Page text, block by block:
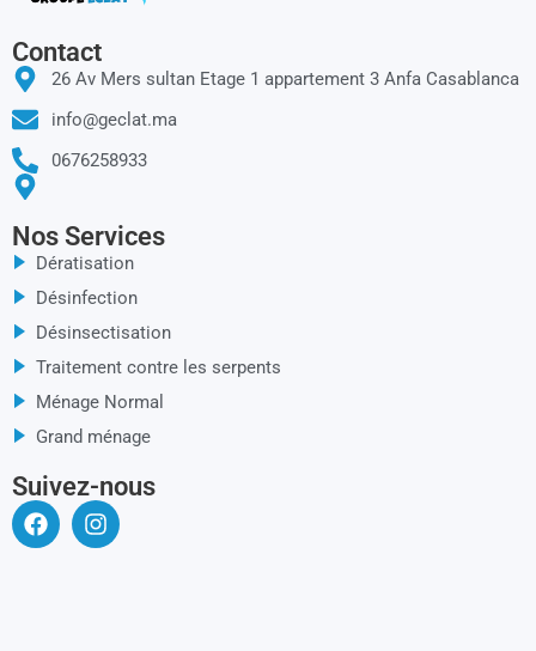
Contact
26 Av Mers sultan Etage 1 appartement 3 Anfa Casablanca
info@geclat.ma
0676258933
Nos Services
Dératisation
Désinfection
Désinsectisation
Traitement contre les serpents
Ménage Normal
Grand ménage
Suivez-nous